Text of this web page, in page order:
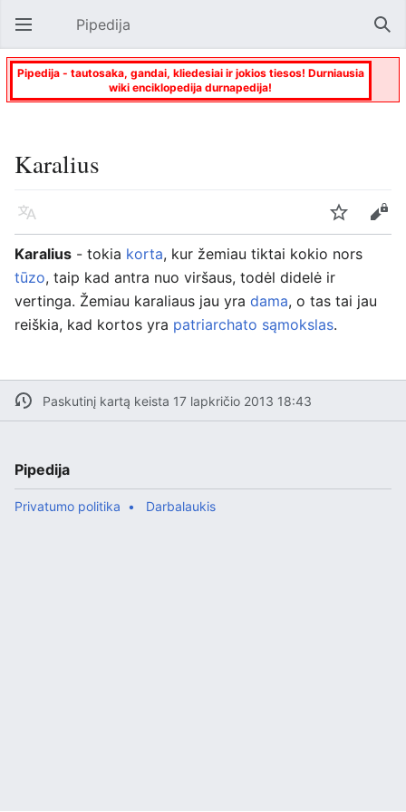
Atverti pagrindinį meniu Pipedija
Pipedija - tautosaka, gandai, kliedesiai ir jokios tiesos! Durniausia
wiki enciklopedija durnapedija!
Karalius
Kalba Stebėti
Keisti
Karalius - tokia korta, kur žemiau tiktai kokio nors
tūzo, taip kad antra nuo viršaus, todėl didelė ir
vertinga. Žemiau karaliaus jau yra dama, o tas tai jau
reiškia, kad kortos yra patriarchato sąmokslas.
Paskutinį kartą keista 17 lapkričio 2013 18:43
Pipedija
Privatumo politika Darbalaukis